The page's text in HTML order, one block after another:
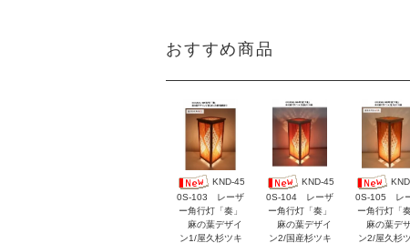
おすすめ商品
KND-45
0S-103 レーザ
ー角行灯「奏」
麻の葉デザイ
ン1/屋久杉ツキ
KND-45
0S-104 レーザ
ー角行灯「奏」
麻の葉デザイ
ン2/国産杉ツキ
0S-105 レ
ー角行灯「奏
麻の葉デ
ン2/屋久杉